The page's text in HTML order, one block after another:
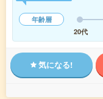
年齢層
20代
気になる!